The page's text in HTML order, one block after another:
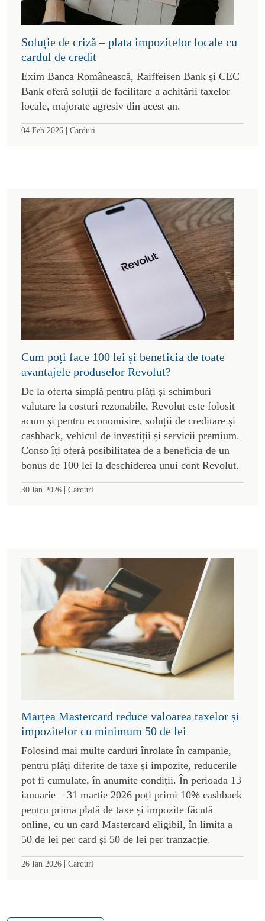
Soluție de criză – plata impozitelor locale cu
cardul de credit
Exim Banca Românească, Raiffeisen Bank și CEC
Bank oferă soluții de facilitare a achitării taxelor
locale, majorate agresiv din acest an.
04 Feb 2026 | Carduri
Cum poți face 100 lei și beneficia de toate
avantajele produselor Revolut?
De la oferta simplă pentru plăți și schimburi
valutare la costuri rezonabile, Revolut este folosit
acum și pentru economisire, soluții de creditare și
cashback, vehicul de investiții și servicii premium.
Conso îți oferă posibilitatea de a beneficia de un
bonus de 100 lei la deschiderea unui cont Revolut.
30 Ian 2026 | Carduri
Marțea Mastercard reduce valoarea taxelor și
impozitelor cu minimum 50 de lei
Folosind mai multe carduri înrolate în campanie,
pentru plăți diferite de taxe și impozite, reducerile
pot fi cumulate, în anumite condiții. În perioada 13
ianuarie – 31 martie 2026 poți primi 10% cashback
pentru prima plată de taxe și impozite făcută
online, cu un card Mastercard eligibil, în limita a
50 de lei per card și 50 de lei per tranzacție.
26 Ian 2026 | Carduri